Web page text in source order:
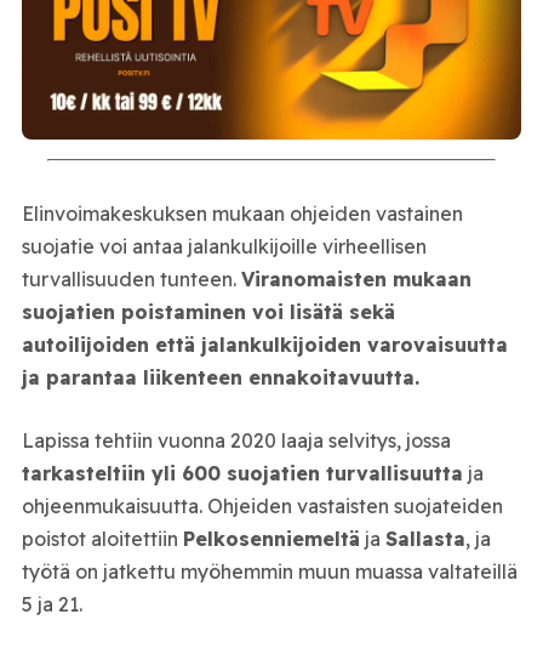
Elinvoimakeskuksen mukaan ohjeiden vastainen
suojatie voi antaa jalankulkijoille virheellisen
turvallisuuden tunteen. Viranomaisten mukaan
suojatien poistaminen voi lisätä sekä
autoilijoiden että jalankulkijoiden varovaisuutta
ja parantaa liikenteen ennakoitavuutta.
Lapissa tehtiin vuonna 2020 laaja selvitys, jossa
tarkasteltiin yli 600 suojatien turvallisuutta ja
ohjeenmukaisuutta. Ohjeiden vastaisten suojateiden
poistot aloitettiin Pelkosenniemeltä ja Sallasta, ja
työtä on jatkettu myöhemmin muun muassa valtateillä
5 ja 21.